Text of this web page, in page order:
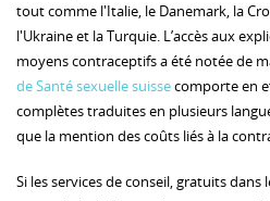
tout comme l'Italie, le Danemark, la
l'Ukraine et la Turquie. L’accès aux
moyens contraceptifs a été notée de
de Santé sexuelle suissecomporte en
complètes traduites en plusieurs
que la mention des coûts liés à la
Si les services de conseil, gratuits dans